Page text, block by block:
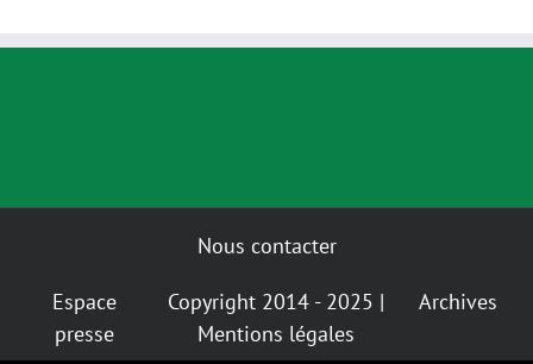
Nous contacter
Espace
presse
Copyright 2014 - 2025 |
Mentions légales
Archives